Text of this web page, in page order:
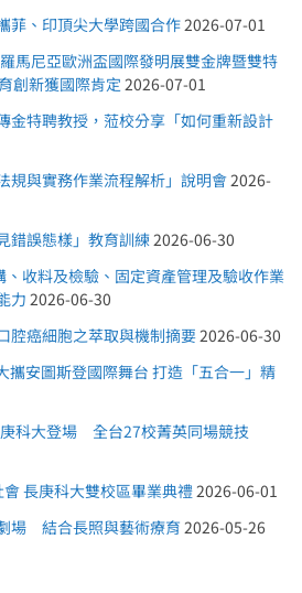
、印頂尖大學跨國合作 2026-07-01
馬尼亞歐洲盃國際發明展雙金牌暨雙特
創新獲國際肯定 2026-07-01
金特聘教授，蒞校分享「如何重新設計
規與實務作業流程解析」說明會 2026-
錯誤態樣」教育訓練 2026-06-30
收料及檢驗、固定資產管理及驗收作業
力 2026-06-30
腔癌細胞之萃取與機制摘要 2026-06-30
攜安圖斯登國際舞台 打造「五合一」精
科大登場 全台27校菁英同場競技
長庚科大雙校區畢業典禮 2026-06-01
場 結合長照與藝術療育 2026-05-26